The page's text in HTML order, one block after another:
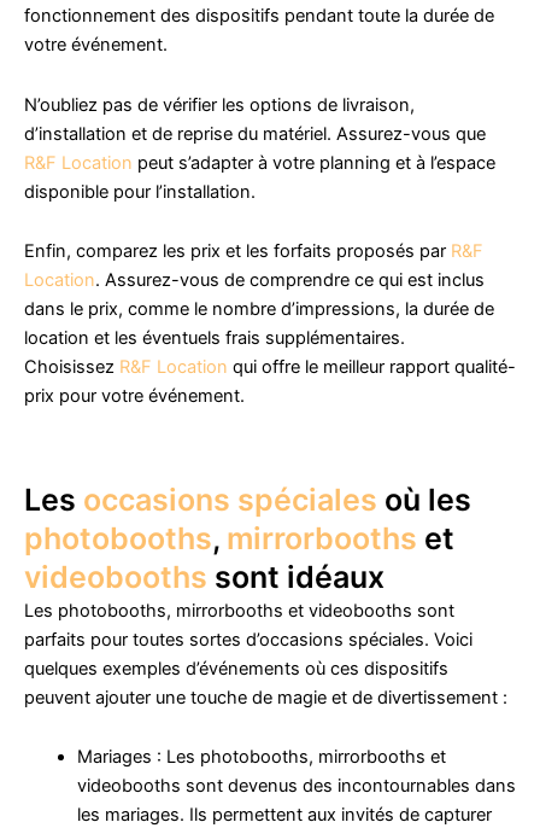
fonctionnement des dispositifs pendant toute la durée de
votre événement.
N’oubliez pas de vérifier les options de livraison,
d’installation et de reprise du matériel. Assurez-vous que
R&F Location peut s’adapter à votre planning et à l’espace
disponible pour l’installation.
Enfin, comparez les prix et les forfaits proposés par R&F
Location. Assurez-vous de comprendre ce qui est inclus
dans le prix, comme le nombre d’impressions, la durée de
location et les éventuels frais supplémentaires.
Choisissez R&F Location qui offre le meilleur rapport qualité-
prix pour votre événement.
Les occasions spéciales où les
photobooths, mirrorbooths et
videobooths sont idéaux
Les photobooths, mirrorbooths et videobooths sont
parfaits pour toutes sortes d’occasions spéciales. Voici
quelques exemples d’événements où ces dispositifs
peuvent ajouter une touche de magie et de divertissement :
Mariages : Les photobooths, mirrorbooths et
videobooths sont devenus des incontournables dans
les mariages. Ils permettent aux invités de capturer